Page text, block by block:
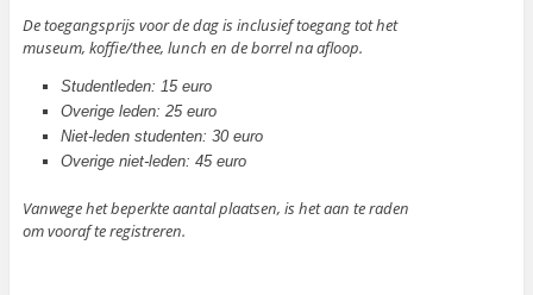
De toegangsprijs voor de dag is inclusief toegang tot het
museum, koffie/thee, lunch en de borrel na afloop.
Studentleden: 15 euro
Overige leden: 25 euro
Niet-leden studenten: 30 euro
Overige niet-leden: 45 euro
Vanwege het beperkte aantal plaatsen, is het aan te raden
om vooraf te registreren.